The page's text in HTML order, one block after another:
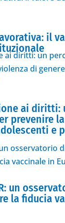
il
ai diritti:
prevenire
e
un
la fiducia